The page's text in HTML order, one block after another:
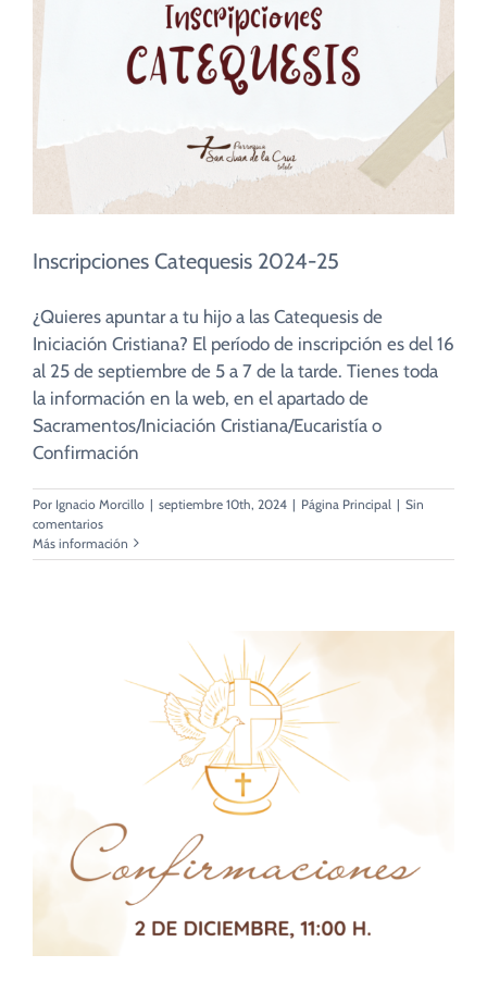
Inscripciones Catequesis 2024-25
¿Quieres apuntar a tu hijo a las Catequesis de
Iniciación Cristiana? El período de inscripción es del 16
al 25 de septiembre de 5 a 7 de la tarde. Tienes toda
la información en la web, en el apartado de
Sacramentos/Iniciación Cristiana/Eucaristía o
Confirmación
Por Ignacio Morcillo | septiembre 10th, 2024 | Página Principal | Sin
comentarios
Más información